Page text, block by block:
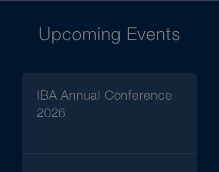
Upcoming Events
IBA Annual Conference
2026